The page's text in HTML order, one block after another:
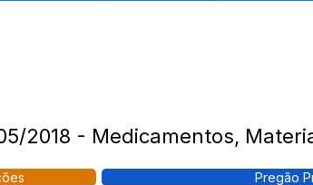
2018 - Medicamentos,
Pregão